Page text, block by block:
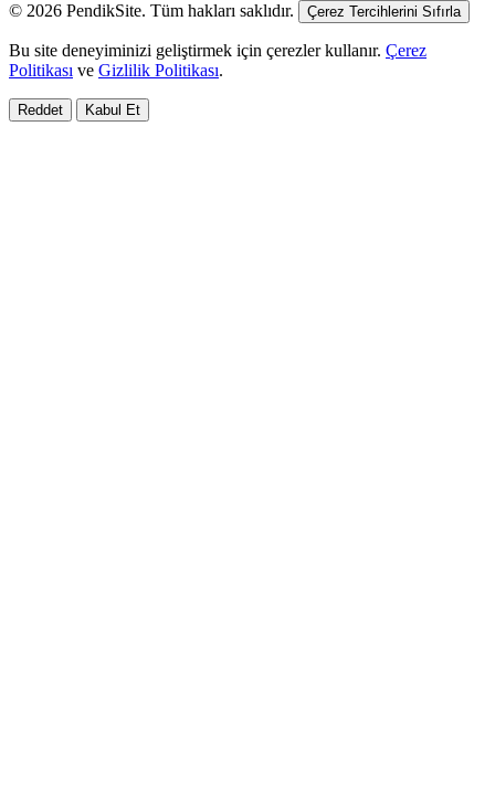
© 2026 PendikSite. Tüm hakları saklıdır.
Çerez Tercihlerini Sıfırla
Bu site deneyiminizi geliştirmek için çerezler kullanır. Çerez
Politikası ve Gizlilik Politikası.
Reddet Kabul Et